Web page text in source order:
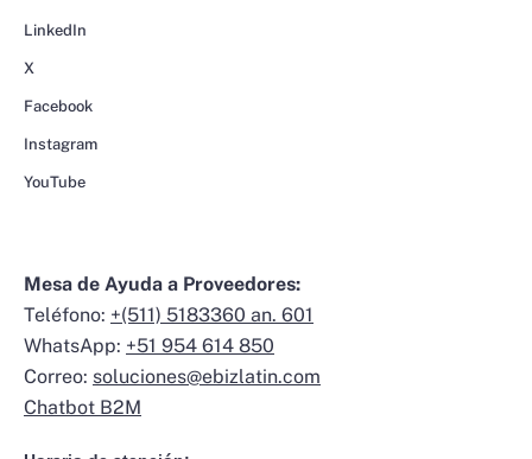
LinkedIn
X
Facebook
Instagram
YouTube
Mesa de Ayuda a Proveedores:
Teléfono: +(511) 5183360 an. 601
WhatsApp: +51 954 614 850
Correo: soluciones@ebizlatin.com
Chatbot B2M